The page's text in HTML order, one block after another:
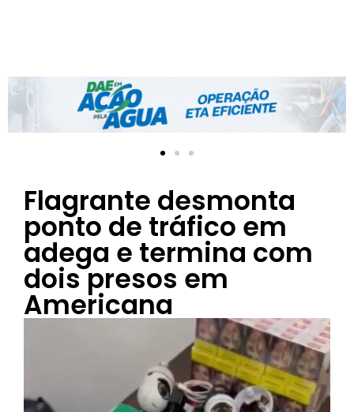
Flagrante desmonta
ponto de tráfico em
adega e termina com
dois presos em
Americana